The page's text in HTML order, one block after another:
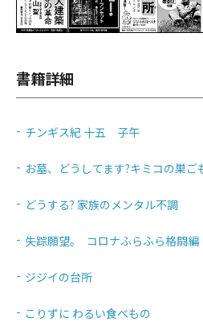
書籍詳細
チンギス紀 十五 子午
お墓、どうしてます?キミコの巣
どうする? 家族のメンタル不調
失踪願望｡ コロナふらふら格闘編
ジジイの台所
こりずに わるい食べもの